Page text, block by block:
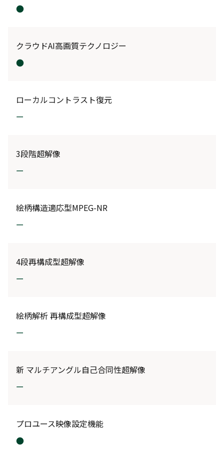
●
クラウドAI高画質テクノロジー
●
ローカルコントラスト復元
ー
3段階超解像
ー
絵柄構造適応型MPEG-NR
ー
4段再構成型超解像
ー
絵柄解析 再構成型超解像
ー
新 マルチアングル自己合同性超解像
ー
プロユース映像設定機能
●